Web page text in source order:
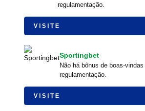
regulamentação.
VISITE
Sportingbet
Não há bônus de boas-
regulamentação.
VISITE